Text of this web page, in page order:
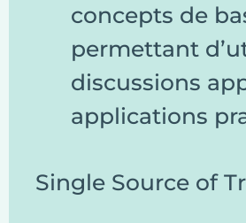
concepts de
permettant
discussions
applications
Single Source of